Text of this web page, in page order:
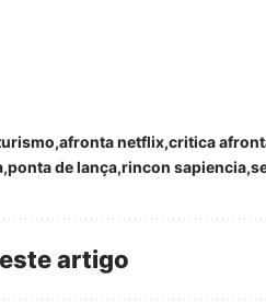
afronta netflix critica
ponta de lança rincon sapiencia
artigo